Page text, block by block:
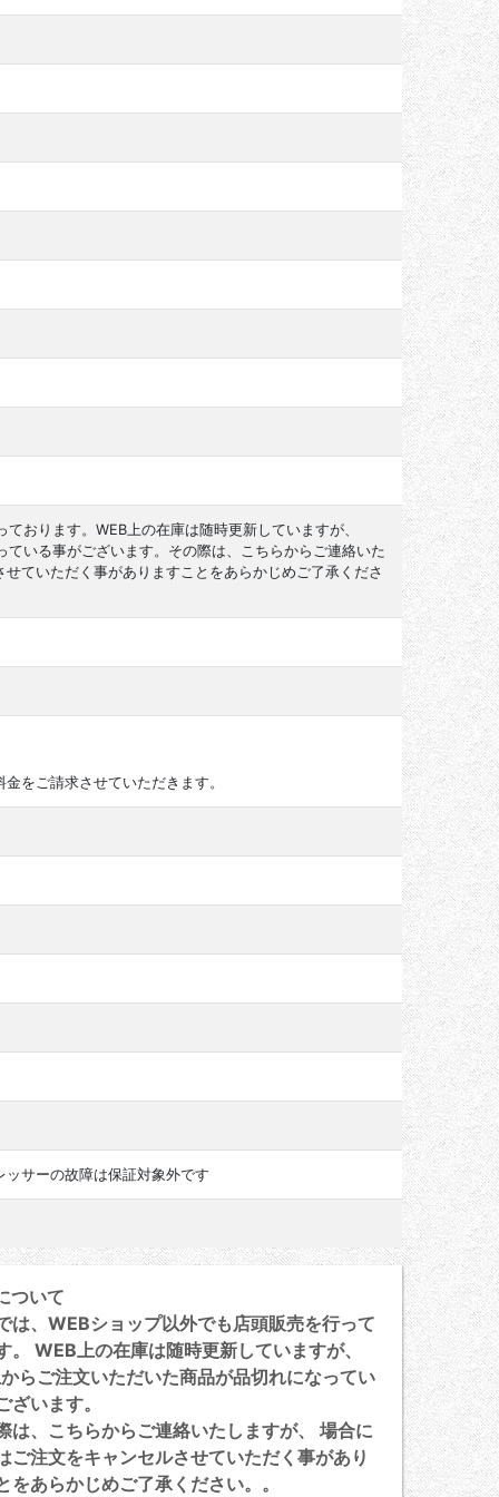
おります。WEB上の在庫は随時更新していますが、
いる事がございます。その際は、こちらからご連絡いた
ていただく事がありますことをあらかじめご了承くださ
をご請求させていただきます。
サーの故障は保証対象外です
ついて
、WEBショップ以外でも店頭販売を行って
。 WEB上の在庫は随時更新していますが、
らご注文いただいた商品が品切れになってい
ざいます。
、こちらからご連絡いたしますが、 場合に
ご注文をキャンセルさせていただく事があり
をあらかじめご了承ください。。